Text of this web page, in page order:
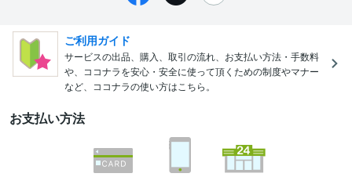
ご利用ガイド
サービスの出品、購入、取引の流れ、お支払い方法・手数料
や、ココナラを安心・安全に使って頂くための制度やマナー
など、ココナラの使い方はこちら。
お支払い方法